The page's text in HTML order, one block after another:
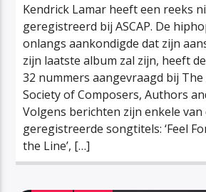
Kendrick Lamar heeft een reeks
geregistreerd bij ASCAP. De
onlangs aankondigde dat zijn
zijn laatste album zal zijn, heeft
32 nummers aangevraagd bij The
Society of Composers, Authors
Volgens berichten zijn enkele van
geregistreerde songtitels: ‘Feel
the Line’, […]